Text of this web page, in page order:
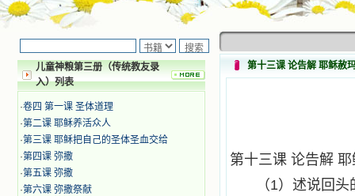
儿童神粮第三册（传统教友录
入）列表
·卷四 第一课 圣体道理
·第二课 耶稣养活众人
·第三课 耶稣把自己的圣体圣血交给
·第四课 弥撒
·第五课 弥撒
·第六课 弥撒祭献
第十三课 论告解 耶稣赦
第十三课 论告解
（1）述说回头